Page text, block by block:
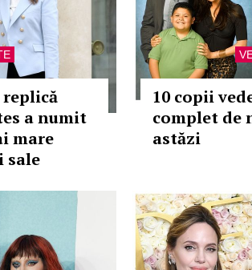
replică
a numit
mare
sale
10 copii
complet de
astăzi